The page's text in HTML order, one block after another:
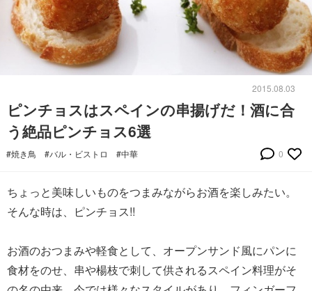
2015.08.03
ピンチョスはスペインの串揚げだ！酒に合
う絶品ピンチョス6選
#焼き鳥 #バル・ビストロ #中華 0
ちょっと美味しいものをつまみながらお酒を楽しみたい。
そんな時は、ピンチョス!!
お酒のおつまみや軽食として、オープンサンド風にパンに
食材をのせ、串や楊枝で刺して供されるスペイン料理がそ